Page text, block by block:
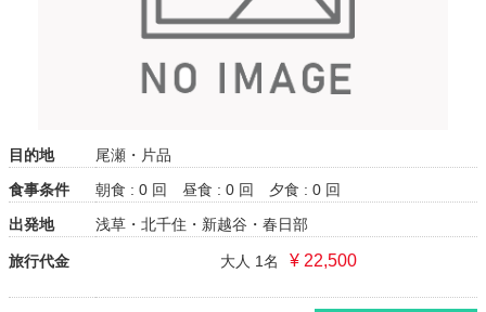
目的地
尾瀬・片品
食事条件
朝食 : 0 回 昼食 : 0 回
夕食 : 0 回
出発地
浅草・北千住・新越谷・春日部
旅行代金 大人 1名 ¥ 22,500